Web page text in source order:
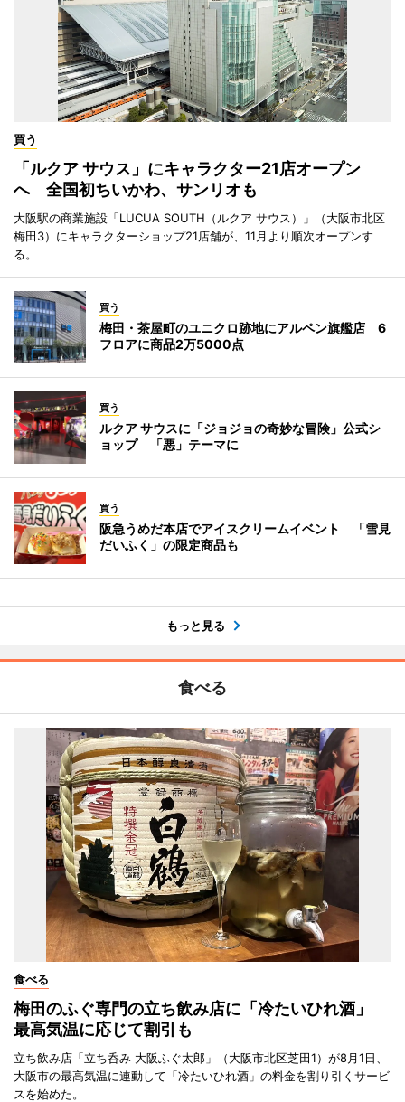
買う
「ルクア サウス」にキャラクター21店オープン
へ 全国初ちいかわ、サンリオも
大阪駅の商業施設「LUCUA SOUTH（ルクア サウス）」（大阪市北区
梅田3）にキャラクターショップ21店舗が、11月より順次オープンす
る。
買う
梅田・茶屋町のユニクロ跡地にアルペン旗艦店 6
フロアに商品2万5000点
買う
ルクア サウスに「ジョジョの奇妙な冒険」公式シ
ョップ 「悪」テーマに
買う
阪急うめだ本店でアイスクリームイベント 「雪見
だいふく」の限定商品も
もっと見る
食べる
食べる
梅田のふぐ専門の立ち飲み店に「冷たいひれ酒」
最高気温に応じて割引も
立ち飲み店「立ち呑み 大阪ふぐ太郎」（大阪市北区芝田1）が8月1日、
大阪市の最高気温に連動して「冷たいひれ酒」の料金を割り引くサービ
スを始めた。